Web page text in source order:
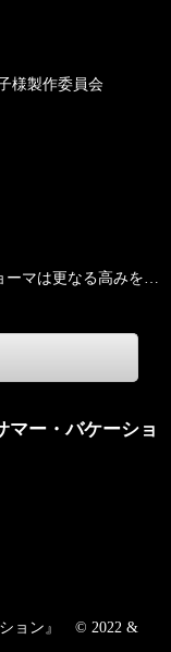
様製作委員会
ーマは更なる高みを…
マー・バケーショ
ション』 © 2022 &